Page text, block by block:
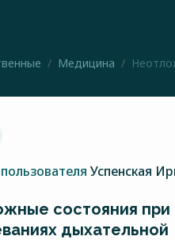
Медицина
Успенская
состояния при
дыхательной